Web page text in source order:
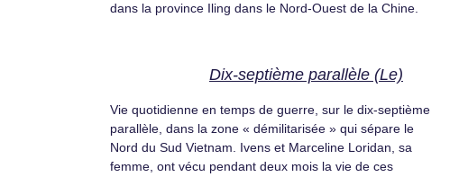
dans la province Iling dans le Nord-Ouest de la Chine.
Dix-septième parallèle (Le)
Vie quotidienne en temps de guerre, sur le dix-septième
parallèle, dans la zone « démilitarisée » qui sépare le
Nord du Sud Vietnam. Ivens et Marceline Loridan, sa
femme, ont vécu pendant deux mois la vie de ces